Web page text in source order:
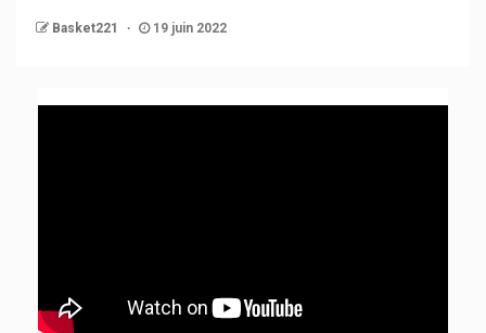
Basket221 19 juin 2022